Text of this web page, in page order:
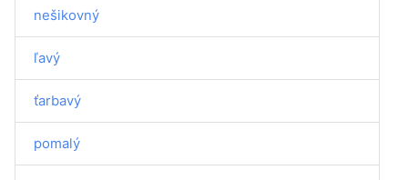
nešikovný
ľavý
ťarbavý
pomalý